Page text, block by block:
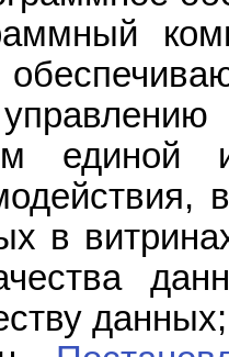
в
данных;